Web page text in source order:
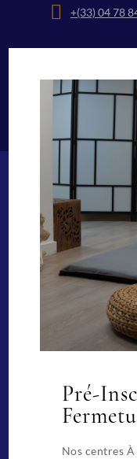
+(33) 04 78
Bien-être
Technicien Spa
Facialiste
Massages Spa
Praticien
Beauté
CAP
Extension de cils
Pré-
Nos centres